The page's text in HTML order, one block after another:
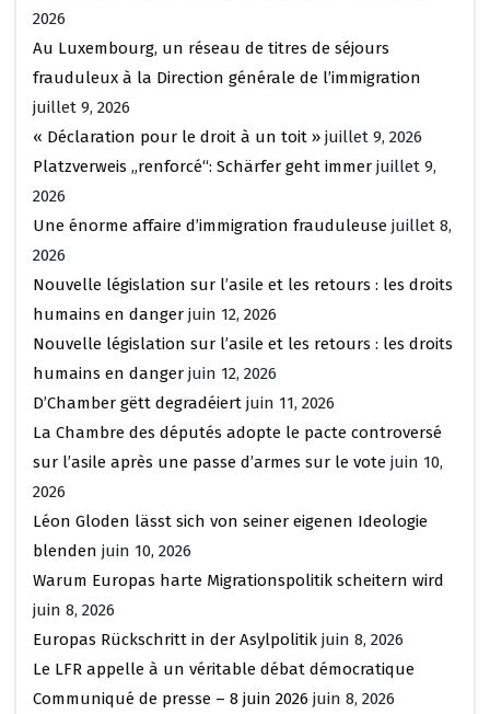
2026
Au Luxembourg, un réseau de titres de séjours
frauduleux à la Direction générale de l’immigration
juillet 9, 2026
« Déclaration pour le droit à un toit » juillet 9, 2026
Platzverweis „renforcé“: Schärfer geht immer juillet 9,
2026
Une énorme affaire d’immigration frauduleuse juillet 8,
2026
Nouvelle législation sur l’asile et les retours : les droits
humains en danger juin 12, 2026
Nouvelle législation sur l’asile et les retours : les droits
humains en danger juin 12, 2026
D’Chamber gëtt degradéiert juin 11, 2026
La Chambre des députés adopte le pacte controversé
sur l’asile après une passe d’armes sur le vote juin 10,
2026
Léon Gloden lässt sich von seiner eigenen Ideologie
blenden juin 10, 2026
Warum Europas harte Migrationspolitik scheitern wird
juin 8, 2026
Europas Rückschritt in der Asylpolitik juin 8, 2026
Le LFR appelle à un véritable débat démocratique
Communiqué de presse – 8 juin 2026 juin 8, 2026